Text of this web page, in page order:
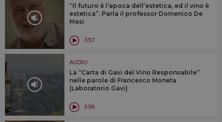
“Il futuro è l’epoca dell’estetica, ed il vino è
estetica”. Parla il professor Domenico De
Masi
3:57
AUDIO
La “Carta di Gavi del Vino Responsabile”
nelle parole di Francesco Moneta
(Laboratorio Gavi)
5:56